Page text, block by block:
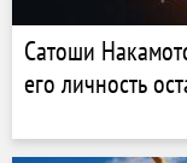
Сатоши
его личность